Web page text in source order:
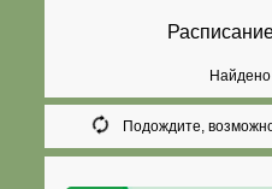
Найдено
Подождите,